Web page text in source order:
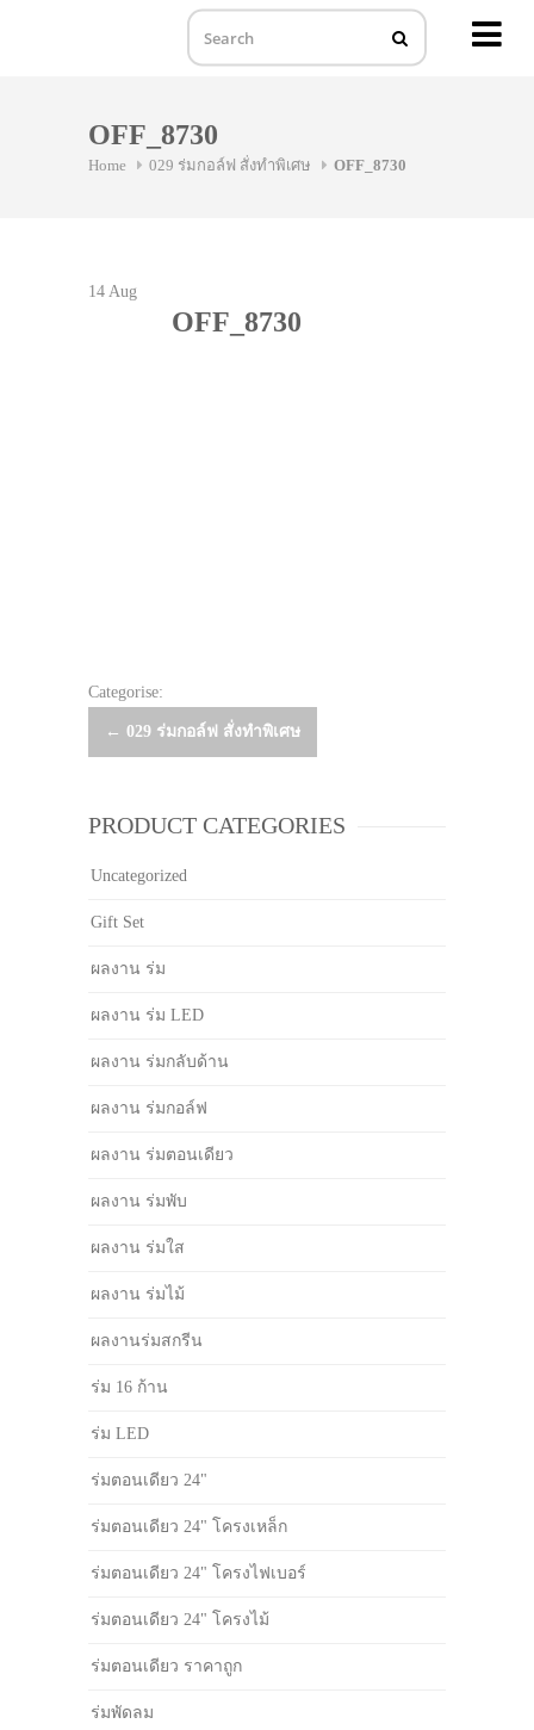
OFF_8730
Home 029 ร่มกอล์ฟ สั่งทำพิเศษ OFF_8730
14 Aug
OFF_8730
Categorise:
Post
← 029 ร่มกอล์ฟ สั่งทำพิเศษ
PRODUCT CATEGORIES
Uncategorized
Gift Set
ผลงาน ร่ม
ผลงาน ร่ม LED
ผลงาน ร่มกลับด้าน
ผลงาน ร่มกอล์ฟ
ผลงาน ร่มตอนเดียว
ผลงาน ร่มพับ
ผลงาน ร่มใส
ผลงาน ร่มไม้
ผลงานร่มสกรีน
ร่ม 16 ก้าน
ร่ม LED
ร่มตอนเดียว 24"
ร่มตอนเดียว 24" โครงเหล็ก
ร่มตอนเดียว 24" โครงไฟเบอร์
ร่มตอนเดียว 24" โครงไม้
ร่มตอนเดียว ราคาถูก
ร่มพัดลม